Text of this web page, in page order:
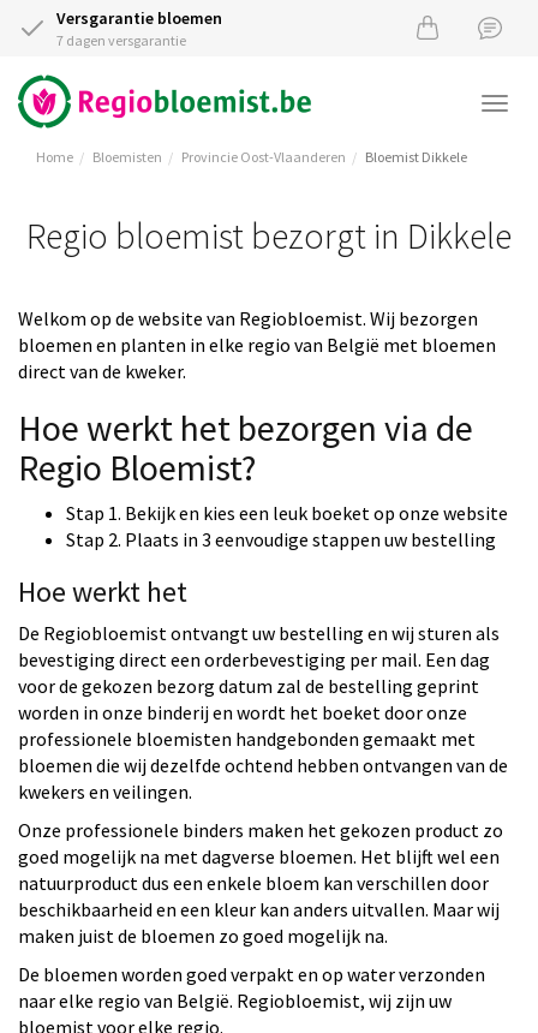
Versgarantie bloemen
7 dagen versgarantie
Home Bloemisten Provincie Oost-Vlaanderen Bloemist Dikkele
Regio bloemist bezorgt in Dikkele
Welkom op de website van Regiobloemist. Wij bezorgen
bloemen en planten in elke regio van België met bloemen
direct van de kweker.
Hoe werkt het bezorgen via de
Regio Bloemist?
Stap 1. Bekijk en kies een leuk boeket op onze website
Stap 2. Plaats in 3 eenvoudige stappen uw bestelling
Hoe werkt het
De Regiobloemist ontvangt uw bestelling en wij sturen als
bevestiging direct een orderbevestiging per mail. Een dag
voor de gekozen bezorg datum zal de bestelling geprint
worden in onze binderij en wordt het boeket door onze
professionele bloemisten handgebonden gemaakt met
bloemen die wij dezelfde ochtend hebben ontvangen van de
kwekers en veilingen.
Onze professionele binders maken het gekozen product zo
goed mogelijk na met dagverse bloemen. Het blijft wel een
natuurproduct dus een enkele bloem kan verschillen door
beschikbaarheid en een kleur kan anders uitvallen. Maar wij
maken juist de bloemen zo goed mogelijk na.
De bloemen worden goed verpakt en op water verzonden
naar elke regio van België. Regiobloemist, wij zijn uw
bloemist voor elke regio.